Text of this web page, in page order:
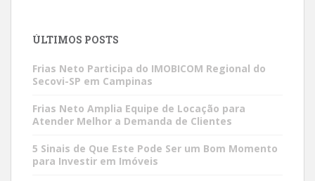
ÚLTIMOS POSTS
Frias Neto Participa do IMOBICOM Regional do
Secovi-SP em Campinas
Frias Neto Amplia Equipe de Locação para
Atender Melhor a Demanda de Clientes
5 Sinais de Que Este Pode Ser um Bom Momento
para Investir em Imóveis